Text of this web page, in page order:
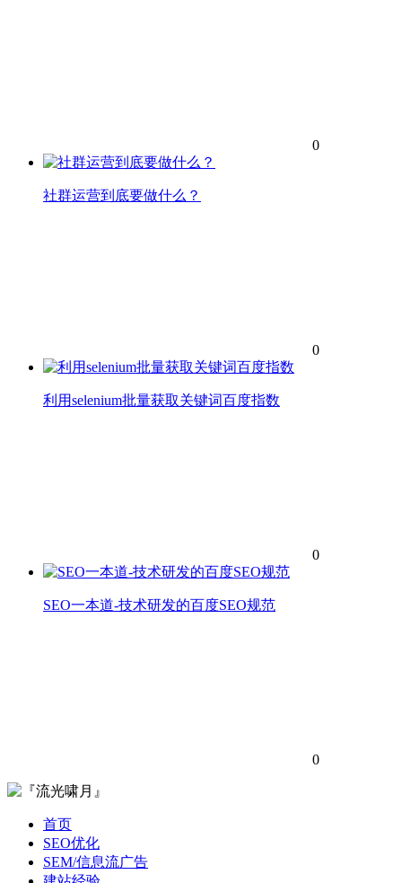
0
社群运营到底要做什么？
0
利用selenium批量获取关键词百度指数
0
SEO一本道-技术研发的百度SEO规范
0
首页
SEO优化
SEM/信息流广告